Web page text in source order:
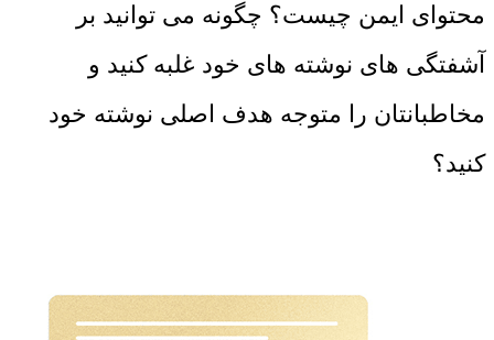
محتوای ایمن چیست؟ چگونه می توانید بر
آشفتگی های نوشته های خود غلبه کنید و
مخاطبانتان را متوجه هدف اصلی نوشته خود
کنید؟